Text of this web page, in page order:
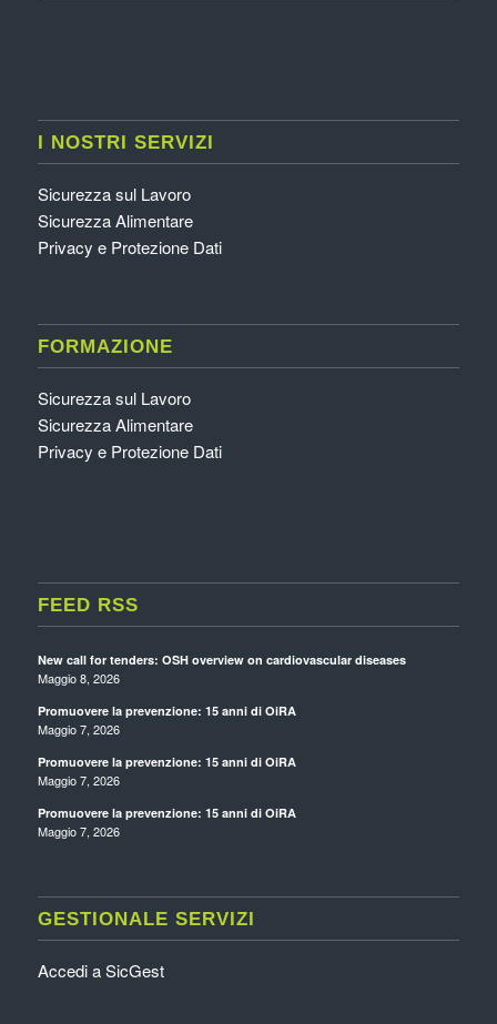
I NOSTRI SERVIZI
Sicurezza sul Lavoro
Sicurezza Alimentare
Privacy e Protezione Dati
FORMAZIONE
Sicurezza sul Lavoro
Sicurezza Alimentare
Privacy e Protezione Dati
FEED RSS
New call for tenders: OSH overview on cardiovascular diseases
Maggio 8, 2026
Promuovere la prevenzione: 15 anni di OiRA
Maggio 7, 2026
Promuovere la prevenzione: 15 anni di OiRA
Maggio 7, 2026
Promuovere la prevenzione: 15 anni di OiRA
Maggio 7, 2026
GESTIONALE SERVIZI
Accedi a SicGest